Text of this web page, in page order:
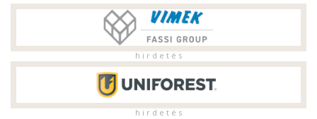
h i r d e t é s
h i r d e t é s